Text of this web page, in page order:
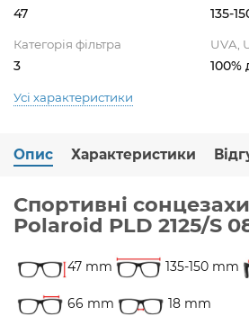
47 135-
Категорія фільтра
3
UVA,
100%
Усі характеристики
Опис Характеристики
Спортивні
Polaroid PLD 2125/S
47 mm 135-150 mm
66 mm 18 mm